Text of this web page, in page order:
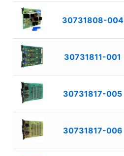
30731808-004
30731811-001
30731817-005
30731817-006